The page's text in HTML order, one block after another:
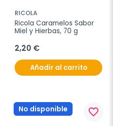
RICOLA
Ricola Caramelos Sabor
Miel y Hierbas, 70 g
2,20 €
Añadir al carrito
No disponible favorite_border